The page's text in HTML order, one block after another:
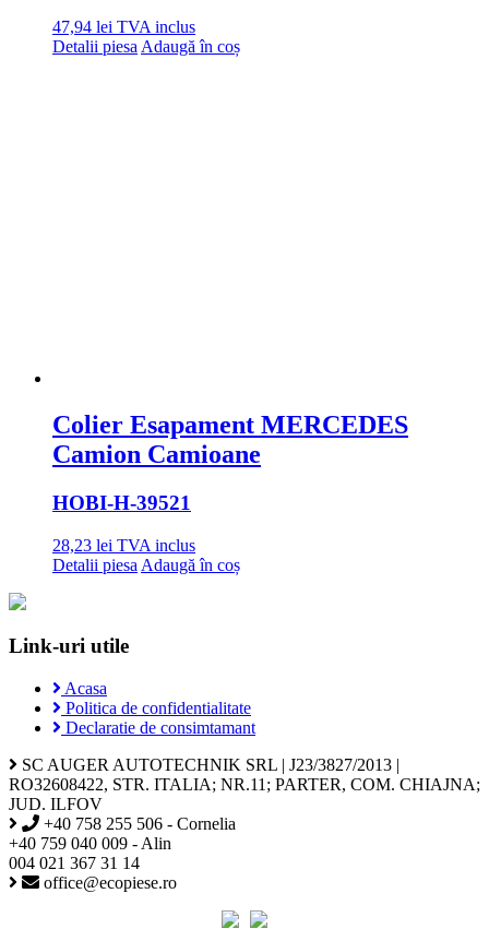
47,94 lei TVA inclus
Detalii piesa Adaugă în coș
Colier Esapament MERCEDES
Camion Camioane
HOBI-H-39521
28,23 lei TVA inclus
Detalii piesa Adaugă în coș
Link-uri utile
Acasa
Politica de confidentialitate
Declaratie de consimtamant
SC AUGER AUTOTECHNIK SRL | J23/3827/2013 |
RO32608422, STR. ITALIA; NR.11; PARTER, COM. CHIAJNA;
JUD. ILFOV
+40 758 255 506 - Cornelia
+40 759 040 009 - Alin
004 021 367 31 14
office@ecopiese.ro